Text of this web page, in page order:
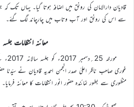
قادیان دارالامان کی رونق میں اضافہ ہوتا گیا۔ یہاں تک
سے اس کی رونق اور آب وتاب میں چارچاند لگ گئے۔
معائنہ انتظامات جلسہ
غوری صاحب ناظر اعلیٰ صدر انجمن احمدیہ قادیان نے سیّدنا حضور
منظوری سے بطور نمائندہ حضور انور انتظامات کا معائنہ فرمایا۔